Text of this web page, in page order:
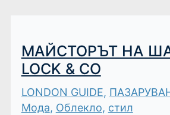
МАЙСТОРЪТ НА
LOCK & CO
LONDON GUIDE,
Мода, Облекло, стил